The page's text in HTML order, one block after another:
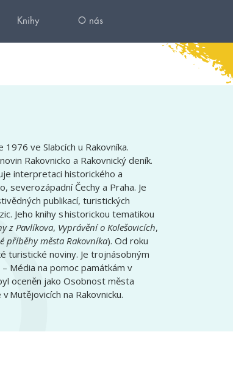
Knihy O nás
ve Slabcích u Rakovníka.
Rakovnicko a Rakovnický deník.
interpretaci historického a
severozápadní Čechy a Praha. Je
publikací, turistických
Jeho knihy s historickou tematikou
z Pavlíkova, Vyprávění o Kolešovicích,
příběhy města Rakovníka). Od roku
turistické noviny. Je trojnásobným
Média na pomoc památkám v
oceněn jako Osobnost města
Mutějovicích na Rakovnicku.